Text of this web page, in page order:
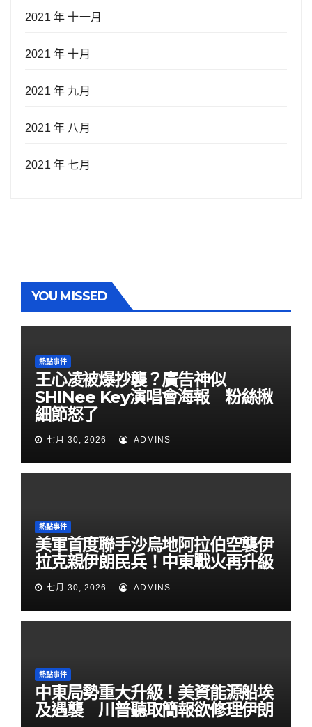
2021 年 十一月
2021 年 十月
2021 年 九月
2021 年 八月
2021 年 七月
YOU MISSED
熱點事件
王心凌被爆抄襲？廣告神似
SHINee Key演唱會海報 粉絲揪
細節怒了
七月 30, 2026 ADMINS
熱點事件
美軍首度聯手沙烏地阿拉伯空襲伊
拉克親伊朗民兵！中東戰火再升級
七月 30, 2026 ADMINS
熱點事件
中東局勢重大升級！美資能源船埃
及遇襲 川普聽取簡報欲修理伊朗